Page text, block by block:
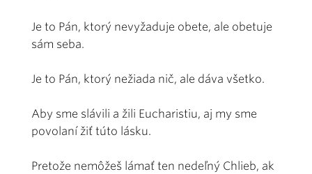
Je to Pán, ktorý nevyžaduje obete, ale obetuje
sám seba.
Je to Pán, ktorý nežiada nič, ale dáva všetko.
Aby sme slávili a žili Eucharistiu, aj my sme
povolaní žiť túto lásku.
Pretože nemôžeš lámať ten nedeľný Chlieb, ak